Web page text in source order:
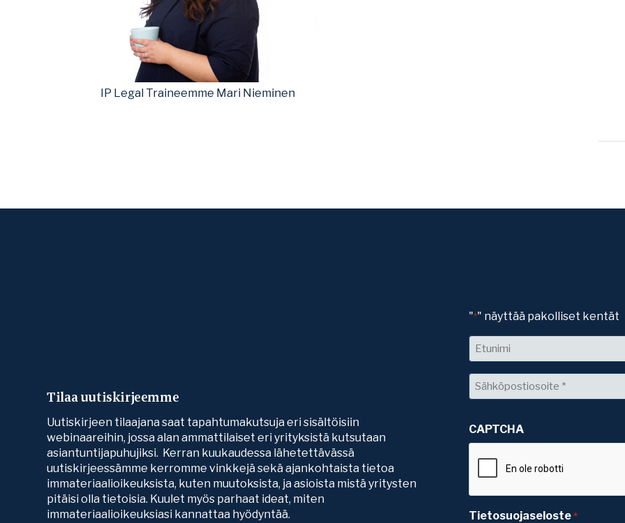
IP Legal Traineemme Mari Nieminen
Tilaa uutiskirjeemme
Uutiskirjeen tilaajana saat tapahtumakutsuja eri sisältöisiin
webinaareihin, jossa alan ammattilaiset eri yrityksistä kutsutaan
asiantuntijapuhujiksi. Kerran kuukaudessa lähetettävässä
uutiskirjeessämme kerromme vinkkejä sekä ajankohtaista tietoa
immateriaalioikeuksista, kuten muutoksista, ja asioista mistä yritysten
pitäisi olla tietoisia. Kuulet myös parhaat ideat, miten
immateriaalioikeuksiasi kannattaa hyödyntää.
"*" näyttää pakolliset kentät
Nimi
Etunimi
Sähköposti
CAPTCHA
Tietosuojaseloste *